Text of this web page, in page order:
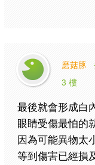
磨菇豚
3 樓
最後就會形成白
眼睛受傷最怕的
因為可能異物太
等到傷害已經損